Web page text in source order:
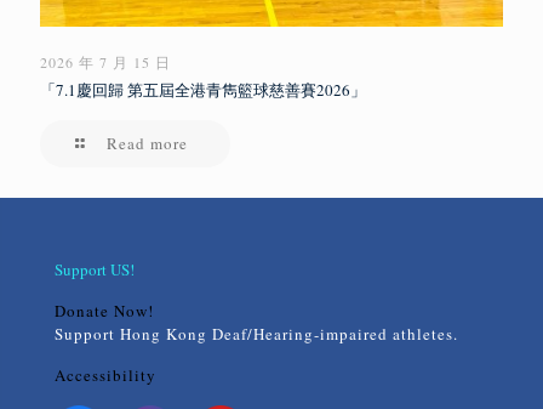
2026 年 7 月 15 日
「7.1慶回歸 第五屆全港青雋籃球慈善賽2026」
Read more
Support US!
Donate Now!
Support Hong Kong Deaf/Hearing-impaired athletes.
Accessibility